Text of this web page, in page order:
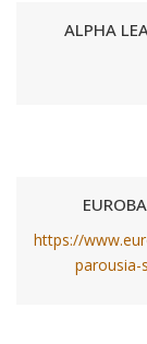
ALPHA
https://
parousia-